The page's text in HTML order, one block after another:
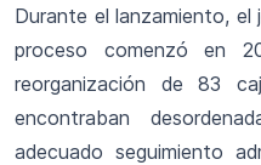
Durante el lanzamiento,
proceso comenzó en
reorganización de 83
encontraban
adecuado seguimiento